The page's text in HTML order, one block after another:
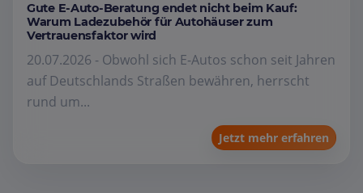
Gute E-Auto-Beratung endet nicht beim Kauf:
Warum Ladezubehör für Autohäuser zum
Vertrauensfaktor wird
20.07.2026 - Obwohl sich E-Autos schon seit Jahren
auf Deutschlands Straßen bewähren, herrscht
rund um...
Jetzt mehr erfahren